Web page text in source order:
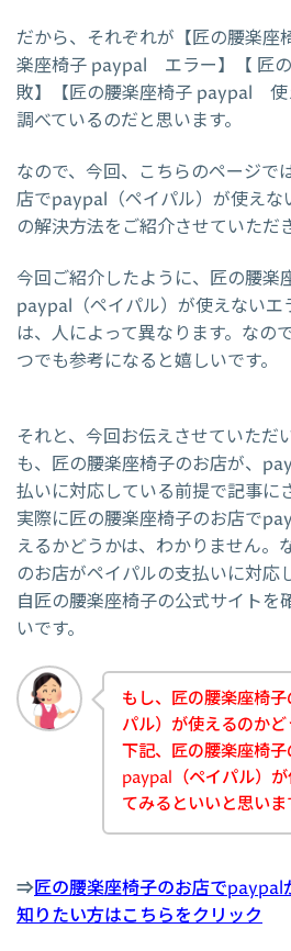
だから、それぞれが【匠の腰楽座
楽座椅子 paypal エラー】【 匠
敗】【匠の腰楽座椅子 paypal 使
調べているのだと思います。
なので、今回、こちらのページで
店でpaypal（ペイパル）が使えな
の解決方法をご紹介させていただ
今回ご紹介したように、匠の腰楽
paypal（ペイパル）が使えないエ
は、人によって異なります。なの
つでも参考になると嬉しいです。
それと、今回お伝えさせていただ
も、匠の腰楽座椅子のお店が、
払いに対応している前提で記事に
実際に匠の腰楽座椅子のお店で
えるかどうかは、わかりません。
のお店がペイパルの支払いに対応
自匠の腰楽座椅子の公式サイトを
いです。
もし、匠の腰楽座椅
パル）が使えるのかど
下記、匠の腰楽座椅
paypal（ペイパル）
てみるといいと思い
⇒匠の腰楽座椅子のお店でpaypal
知りたい方はこちらをクリック